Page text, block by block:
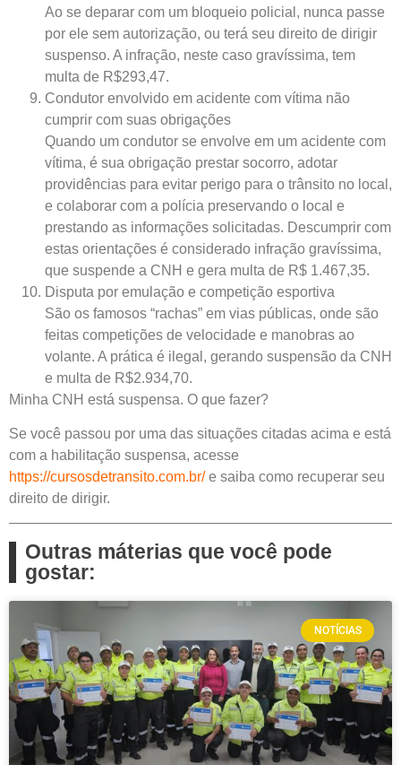
Ao se deparar com um bloqueio policial, nunca passe
por ele sem autorização, ou terá seu direito de dirigir
suspenso. A infração, neste caso gravíssima, tem
multa de R$293,47.
Condutor envolvido em acidente com vítima não
cumprir com suas obrigações
Quando um condutor se envolve em um acidente com
vítima, é sua obrigação prestar socorro, adotar
providências para evitar perigo para o trânsito no local,
e colaborar com a polícia preservando o local e
prestando as informações solicitadas. Descumprir com
estas orientações é considerado infração gravíssima,
que suspende a CNH e gera multa de R$ 1.467,35.
Disputa por emulação e competição esportiva
São os famosos “rachas” em vias públicas, onde são
feitas competições de velocidade e manobras ao
volante. A prática é ilegal, gerando suspensão da CNH
e multa de R$2.934,70.
Minha CNH está suspensa. O que fazer?
Se você passou por uma das situações citadas acima e está
com a habilitação suspensa, acesse
https://cursosdetransito.com.br/e saiba como recuperar seu
direito de dirigir.
Outras máterias que você pode
gostar:
NOTÍCIAS